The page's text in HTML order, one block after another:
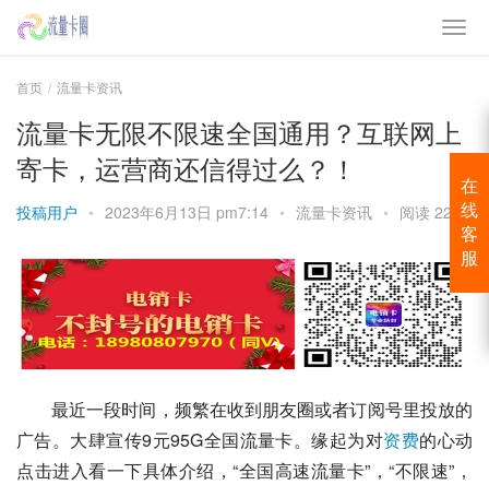
首页 流量卡资讯
流量卡无限不限速全国通用？互联网上
寄卡，运营商还信得过么？！
投稿用户 • 2023年6月13日 pm7:14 • 流量卡资讯 • 阅读 2298
最近一段时间，频繁在收到朋友圈或者订阅号里投放的
广告。大肆宣传9元95G全国流量卡。缘起为对资费的心动
点击进入看一下具体介绍，“全国高速流量卡”，“不限速”，
在
线
客
服